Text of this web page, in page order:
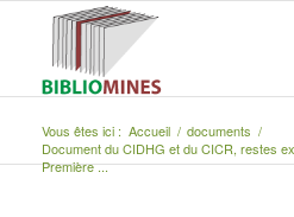
Vous êtes ici : Accueil / documents /
Document du CIDHG et du CICR, restes
Première ...